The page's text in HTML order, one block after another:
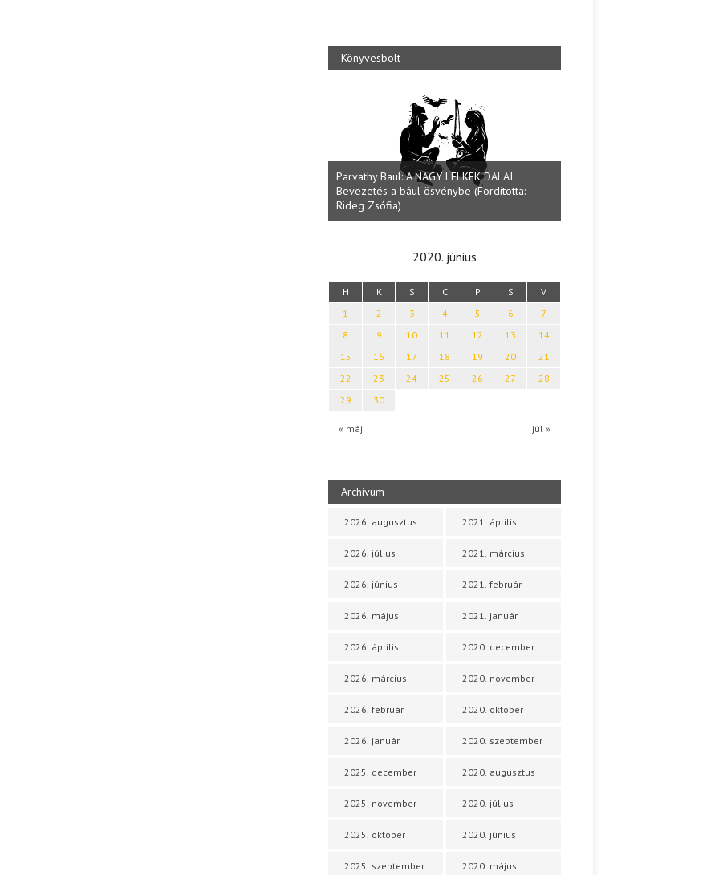
Könyvesbolt
Halmai Tamás: Megválaszolt érintés. Leveles
Ibolya költői világa
2020. június
H K S C P S V
« máj júl »
1 2 3 4 5 6
7
8
9 10 11 12 13
14
15
16 17 18 19 20
21
22
23 24 25 26 27
28
29
30
Archívum
2026. augusztus
2026. július
2026. június
2026. május
2026. április
2026. március
2026. február
2026. január
2025. december
2025. november
2025. október
2025. szeptember
2021. április
2021. március
2021. február
2021. január
2020. december
2020. november
2020. október
2020. szeptember
2020. augusztus
2020. július
2020. június
2020. május